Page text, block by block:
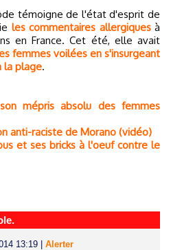
témoigne de l'état d'esprit de
les commentaires allergiquesà
en France. Cet été, elle avait
femmes voilées en s'insurgeant
la plage.
mépris absolu des femmes
anti-raciste de Morano (vidéo)
et ses bricks à l'oeuf contre le
13:19
Alerter